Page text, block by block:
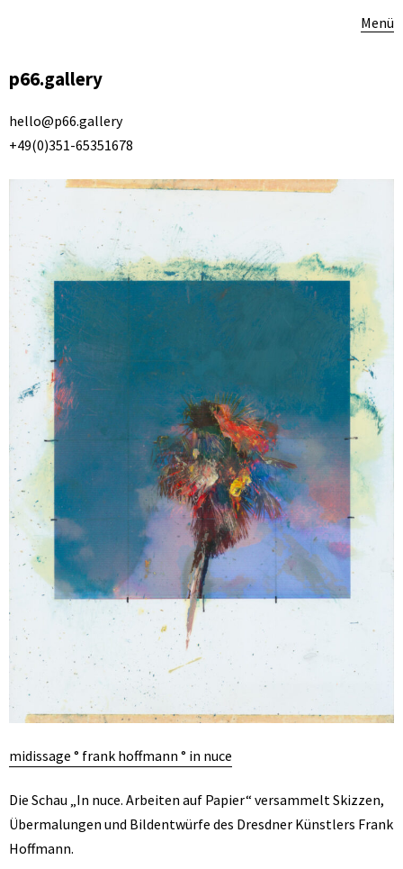
Menü
p66.gallery
hello@p66.gallery
+49(0)351-65351678
midissage ° frank hoffmann ° in nuce
Die Schau „In nuce. Arbeiten auf Papier“ versammelt Skizzen,
Übermalungen und Bildentwürfe des Dresdner Künstlers Frank
Hoffmann.